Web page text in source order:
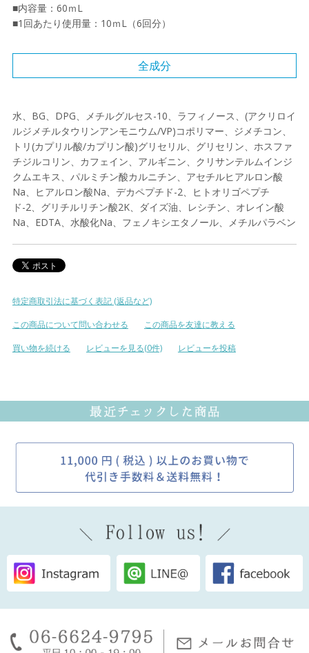
■内容量：60ｍL
■1回あたり使用量：10ｍL（6回分）
全成分
水、BG、DPG、メチルグルセス-10、ラフィノース、(アクリロイ
ルジメチルタウリンアンモニウム/VP)コポリマー、ジメチコン、
トリ(カプリル酸/カプリン酸)グリセリル、グリセリン、ホスファ
チジルコリン、カフェイン、アルギニン、クリサンテルムインジ
クムエキス、パルミチン酸カルニチン、アセチルヒアルロン酸
Na、ヒアルロン酸Na、デカペプチド-2、ヒトオリゴペプチ
ド-2、グリチルリチン酸2K、ダイズ油、レシチン、オレイン酸
Na、EDTA、水酸化Na、フェノキシエタノール、メチルパラベン
特定商取引法に基づく表記 (返品など)
この商品について問い合わせる
この商品を友達に教える
買い物を続ける
レビューを見る(0件) レビューを投稿